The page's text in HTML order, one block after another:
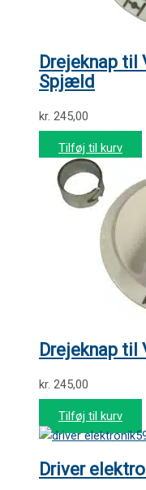
Drejeknap til
Spjæld
kr. 245,00
Tilføj til kurv
Drejeknap til
kr. 245,00
Tilføj til kurv
Driver